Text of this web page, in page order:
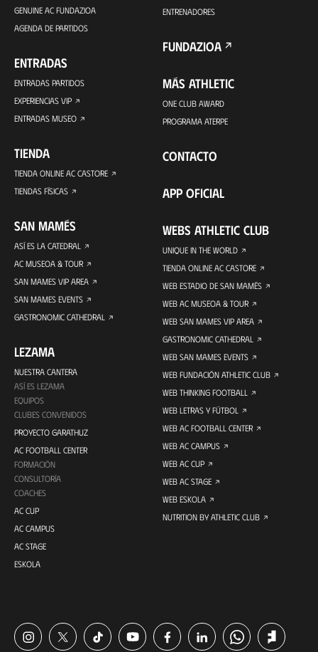
GENUINE AC FUNDAZIOA
AGENDA DE PARTIDOS
ENTRADAS
ENTRADAS PARTIDOS
EXPERIENCIAS VIP
ENTRADAS MUSEO
TIENDA
TIENDA ONLINE AC CASTORE
TIENDAS FÍSICAS
SAN MAMÉS
ASÍ ES LA CATEDRAL
AC MUSEOA & TOUR
SAN MAMES VIP AREA
SAN MAMES EVENTS
GASTRONOMIC CATHEDRAL
LEZAMA
NUESTRA CANTERA
ASÍ ES LEZAMA
EQUIPOS
CLUBES CONVENIDOS
PROYECTO GARATHUZ
AC FOOTBALL CENTER
FORMACIÓN
CONSULTORÍA
COACHES
AC CUP
AC CAMPUS
AC STAGE
ESKOLA
ENTRENADORES
FUNDAZIOA
MÁS ATHLETIC
ONE CLUB AWARD
PROGRAMA ATERPE
CONTACTO
APP OFICIAL
WEBS ATHLETIC CLUB
UNIQUE IN THE WORLD
TIENDA ONLINE AC CASTORE
WEB ESTADIO DE SAN MAMÉS
WEB AC MUSEOA & TOUR
WEB SAN MAMES VIP AREA
GASTRONOMIC CATHEDRAL
WEB SAN MAMES EVENTS
WEB FUNDACIÓN ATHLETIC CLUB
WEB THINKING FOOTBALL
WEB LETRAS Y FÚTBOL
WEB AC FOOTBALL CENTER
WEB AC CAMPUS
WEB AC CUP
WEB AC STAGE
WEB ESKOLA
NUTRITION BY ATHLETIC CLUB